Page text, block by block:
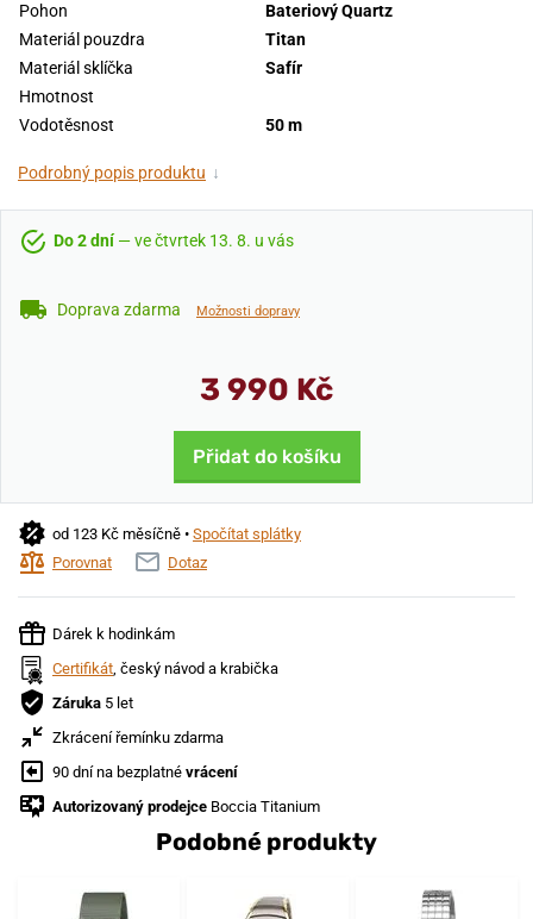
Pohon
Bateriový Quartz
Materiál pouzdra
Titan
Materiál sklíčka
Safír
Hmotnost
Vodotěsnost
50 m
Podrobný popis produktu ↓
Do 2 dní— ve čtvrtek 13. 8. u vás
Doprava zdarma Možnosti dopravy
3 990 Kč
Přidat do košíku
od 123 Kč měsíčně • Spočítat splátky
Porovnat
Dotaz
Dárek k hodinkám
Certifikát, český návod a krabička
Záruka 5 let
Zkrácení řemínku zdarma
90 dní na bezplatné vrácení
Autorizovaný prodejce Boccia Titanium
Podobné produkty